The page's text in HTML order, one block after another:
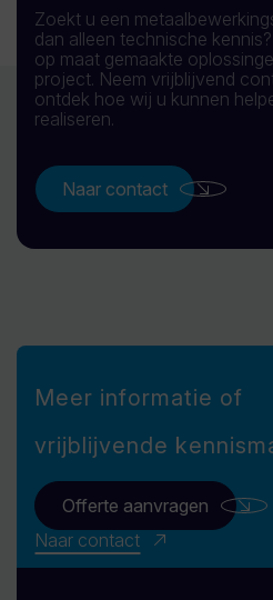
Zoekt u een
dan alleen technische
op maat gemaakte
project. Neem vrijblijvend
ontdek hoe wij u kunnen
realiseren.
Naar contact
Meer informatie of
vrijblijvende
Offerte aanvragen
Naar contact